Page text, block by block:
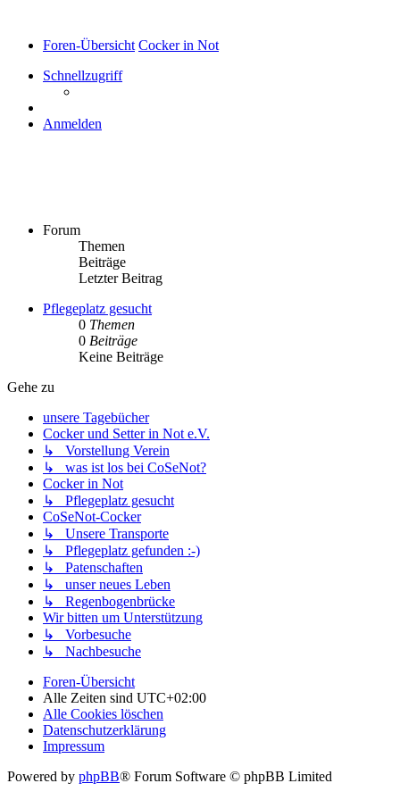
Foren-Übersicht Cocker in Not
Schnellzugriff
Anmelden
Forum
Themen
Beiträge
Letzter Beitrag
Pflegeplatz gesucht
0 Themen
0 Beiträge
Keine Beiträge
Gehe zu
unsere Tagebücher
Cocker und Setter in Not e.V.
↳ Vorstellung Verein
↳ was ist los bei CoSeNot?
Cocker in Not
↳ Pflegeplatz gesucht
CoSeNot-Cocker
↳ Unsere Transporte
↳ Pflegeplatz gefunden :-)
↳ Patenschaften
↳ unser neues Leben
↳ Regenbogenbrücke
Wir bitten um Unterstützung
↳ Vorbesuche
↳ Nachbesuche
Foren-Übersicht
Alle Zeiten sind UTC+02:00
Alle Cookies löschen
Datenschutzerklärung
Impressum
Powered by phpBB® Forum Software © phpBB Limited